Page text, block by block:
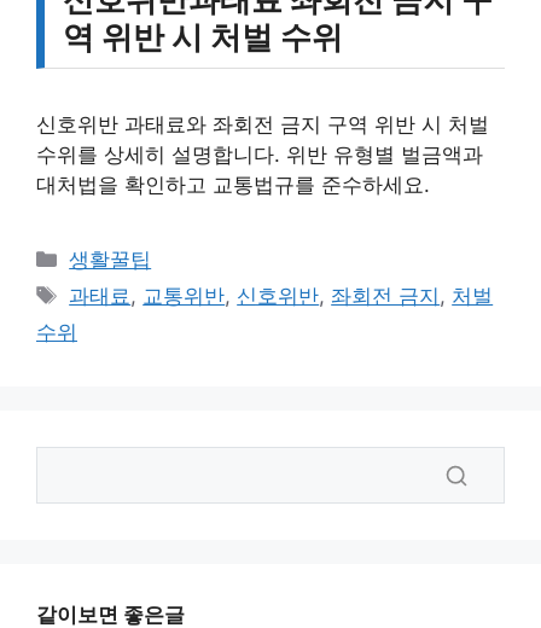
역 위반 시 처벌 수위
신호위반 과태료와 좌회전 금지 구역 위반 시 처벌
수위를 상세히 설명합니다. 위반 유형별 벌금액과
대처법을 확인하고 교통법규를 준수하세요.
카
테
리
생활꿀팁
태
그
과태료, 교통위반, 신호위반, 좌회전 금지 , 처벌
수위
같이보면 좋은글